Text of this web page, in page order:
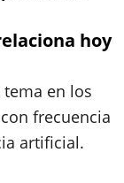
hoy
tema en los
frecuencia
artificial.